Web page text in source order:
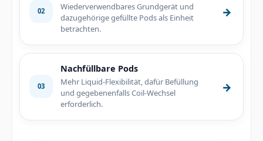
02
Wiederverwendbares Grundgerät und
dazugehörige gefüllte Pods als Einheit
betrachten.
→
03
Nachfüllbare Pods
Mehr Liquid-Flexibilität, dafür Befüllung
und gegebenenfalls Coil-Wechsel
erforderlich.
→